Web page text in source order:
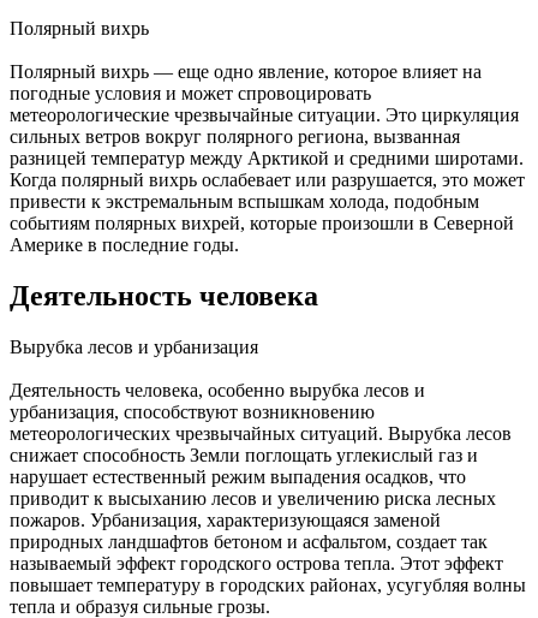
Полярный вихрь
Полярный вихрь — еще одно явление, которое влияет на
погодные условия и может спровоцировать
метеорологические чрезвычайные ситуации. Это циркуляция
сильных ветров вокруг полярного региона, вызванная
разницей температур между Арктикой и средними широтами.
Когда полярный вихрь ослабевает или разрушается, это может
привести к экстремальным вспышкам холода, подобным
событиям полярных вихрей, которые произошли в Северной
Америке в последние годы.
Деятельность человека
Вырубка лесов и урбанизация
Деятельность человека, особенно вырубка лесов и
урбанизация, способствуют возникновению
метеорологических чрезвычайных ситуаций. Вырубка лесов
снижает способность Земли поглощать углекислый газ и
нарушает естественный режим выпадения осадков, что
приводит к высыханию лесов и увеличению риска лесных
пожаров. Урбанизация, характеризующаяся заменой
природных ландшафтов бетоном и асфальтом, создает так
называемый эффект городского острова тепла. Этот эффект
повышает температуру в городских районах, усугубляя волны
тепла и образуя сильные грозы.